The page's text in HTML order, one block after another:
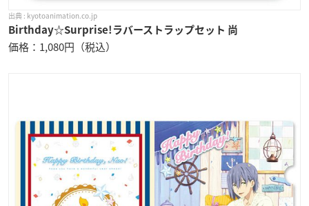
kyotoanimation.co.jp
Birthday☆Surprise!ラバーストラップセット 尚
価格：1,080円（税込）